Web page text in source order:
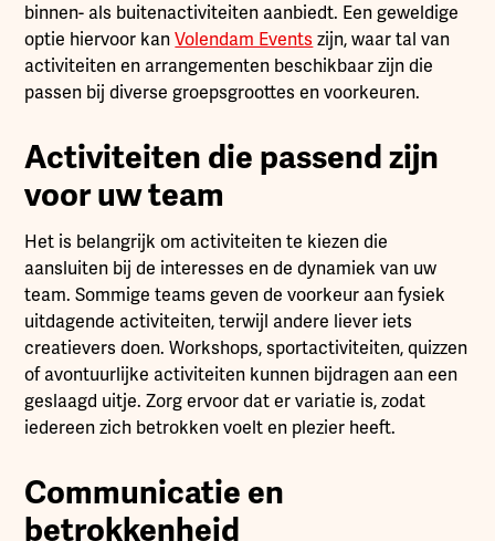
binnen- als buitenactiviteiten aanbiedt. Een geweldige
optie hiervoor kanVolendam Events zijn, waar tal van
activiteiten en arrangementen beschikbaar zijn die
passen bij diverse groepsgroottes en voorkeuren.
Activiteiten die passend zijn
voor uw team
Het is belangrijk om activiteiten te kiezen die
aansluiten bij de interesses en de dynamiek van uw
team. Sommige teams geven de voorkeur aan fysiek
uitdagende activiteiten, terwijl andere liever iets
creatievers doen. Workshops, sportactiviteiten, quizzen
of avontuurlijke activiteiten kunnen bijdragen aan een
geslaagd uitje. Zorg ervoor dat er variatie is, zodat
iedereen zich betrokken voelt en plezier heeft.
Communicatie en
betrokkenheid